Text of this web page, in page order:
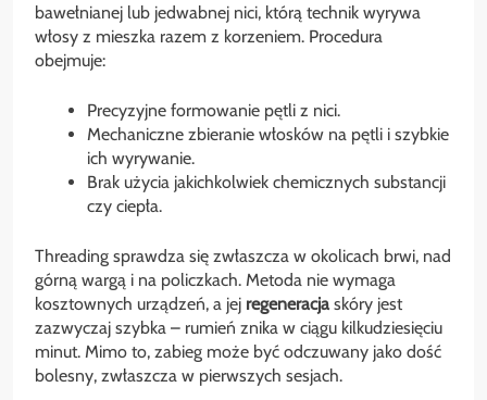
bawełnianej lub jedwabnej nici, którą technik wyrywa
włosy z mieszka razem z korzeniem. Procedura
obejmuje:
Precyzyjne formowanie pętli z nici.
Mechaniczne zbieranie włosków na pętli i szybkie
ich wyrywanie.
Brak użycia jakichkolwiek chemicznych substancji
czy ciepła.
Threading sprawdza się zwłaszcza w okolicach brwi, nad
górną wargą i na policzkach. Metoda nie wymaga
kosztownych urządzeń, a jej regeneracjaskóry jest
zazwyczaj szybka – rumień znika w ciągu kilkudziesięciu
minut. Mimo to, zabieg może być odczuwany jako dość
bolesny, zwłaszcza w pierwszych sesjach.